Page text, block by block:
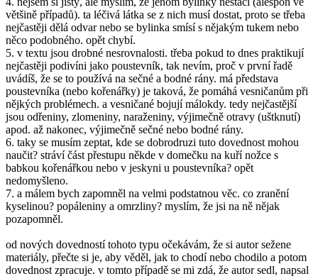
většině případů). ta léčivá látka se z nich musí dostat, proto se třeba
nejčastěji dělá odvar nebo se bylinka smísí s nějakým tukem nebo
něco podobného. opět chybí.
5. v textu jsou drobné nesrovnalosti. třeba pokud to dnes praktikují
nejčastěji podivíni jako poustevník, tak nevím, proč v první řadě
uvádíš, že se to používá na sečné a bodné rány. má představa
poustevníka (nebo kořenářky) je taková, že pomáhá vesničanům při
nějkých problémech. a vesničané bojují málokdy. tedy nejčastější
jsou odřeniny, zlomeniny, naraženiny, výjimečně otravy (uštknutí)
apod. až nakonec, výjimečně sečné nebo bodné rány.
6. taky se musím zeptat, kde se dobrodruzi tuto dovednost mohou
naučit? stráví část přestupu někde v domečku na kuří nožce s
babkou kořenářkou nebo v jeskyni u poustevníka? opět
nedomyšleno.
7. a málem bych zapomněl na velmi podstatnou věc. co zranění
kyselinou? popáleniny a omrzliny? myslím, že jsi na ně nějak
pozapomněl.
od nových dovedností tohoto typu očekávám, že si autor sežene
materiály, přečte si je, aby věděl, jak to chodí nebo chodilo a potom
dovednost zpracuje. v tomto případě se mi zdá, že autor sedl, napsal